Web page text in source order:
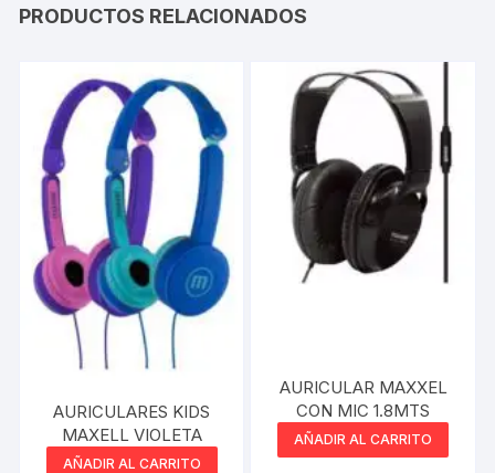
PRODUCTOS RELACIONADOS
AURICULARES KIDS
MAXELL VIOLETA
AÑADIR AL CARRITO
AURICULAR MAXXEL
CON MIC 1.8MTS
AÑADIR AL CARRITO